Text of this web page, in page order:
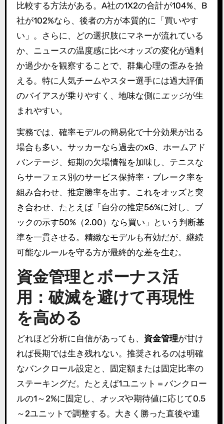
比較する方法がある。A社の1X2の合計が104%、B
社が102%なら、後者の方が本質的に「買いやす
い」。さらに、どの選択肢にマネーが流れている
か、ニュースの温度感に比べオッズの変化が過剰
か過少かを観察することで、群集心理の歪みを拾
える。特に人気チームやスター選手には過大評価
のバイアスが乗りやすく、地味な側にエッジが生
まれやすい。
実務では、確率モデルの簡易化で十分効果が出る
場合も多い。サッカーなら過去のxG、ホームアド
バンテージ、短期の欠場情報を加味し、テニスな
らサーフェス別のサービス保持率・ブレーク率を
組み合わせ、推定勝率を出す。これをオッズと突
き合わせ、たとえば「自分の推定56%に対し、ブ
ックの示す50%（2.00）なら買い」という判断基
準を一貫させる。精緻なモデルも有効だが、継続
可能なルールを守る方が最終的な差を生む。
資金管理とボーナス活
用：破滅を避けて再現性
を高める
どれほど分析に自信があっても、 資金管理が甘け
れば長期では生き残れない。推奨されるのは明確
なバンクロール設定と、固定額または固定比率の
ステーキングだ。たとえば1ユニット＝バンクロー
ルの1～2%に固定し、 オッズや期待値に応じて0.5
～2ユニットで調整する。大きく勝った直後や連